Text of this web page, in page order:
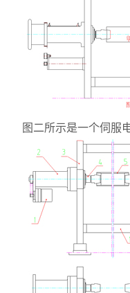
图二所示是一个伺服